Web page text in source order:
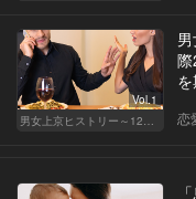
Vol.1
男女上京ヒストリー～12年目の悲哀～
恋